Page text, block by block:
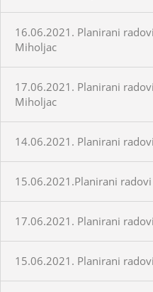
16.06.2021. Planirani
Miholjac
17.06.2021. Planirani
Miholjac
14.06.2021. Planirani
15.06.2021.Planirani
17.06.2021. Planirani
15.06.2021. Planirani